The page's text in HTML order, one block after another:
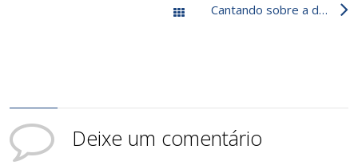
Todos os posts Cantando sobre a dor da perda. Gilberto/Preta Gil.
Deixe um comentário